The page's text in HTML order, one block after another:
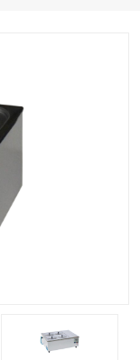
浴锅
反应浴槽
器